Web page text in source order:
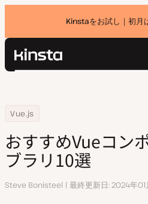
Kinstaをお試し｜初月
Kinsta®
お問い合わせ
検
Home
リソースセンター
Vue.js
おすすめVueコンポーネントライブラ
おすすめVueコン
ブラリ10選
執
Steve Bonisteel 最終更新日 2024年01